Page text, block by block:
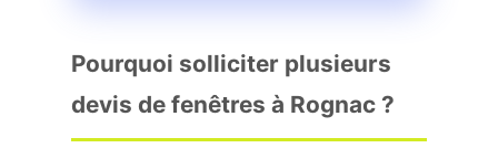
Pourquoi solliciter plusieurs
devis de fenêtres à Rognac ?